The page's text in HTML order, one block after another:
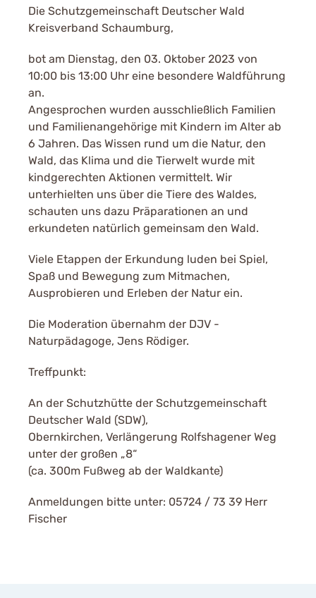
Die Schutzgemeinschaft Deutscher Wald
Kreisverband Schaumburg,
bot am Dienstag, den 03. Oktober 2023 von
10:00 bis 13:00 Uhr eine besondere Waldführung
an.
Angesprochen wurden ausschließlich Familien
und Familienangehörige mit Kindern im Alter ab
6 Jahren. Das Wissen rund um die Natur, den
Wald, das Klima und die Tierwelt wurde mit
kindgerechten Aktionen vermittelt. Wir
unterhielten uns über die Tiere des Waldes,
schauten uns dazu Präparationen an und
erkundeten natürlich gemeinsam den Wald.
Viele Etappen der Erkundung luden bei Spiel,
Spaß und Bewegung zum Mitmachen,
Ausprobieren und Erleben der Natur ein.
Die Moderation übernahm der DJV -
Naturpädagoge, Jens Rödiger.
Treffpunkt:
An der Schutzhütte der Schutzgemeinschaft
Deutscher Wald (SDW),
Obernkirchen, Verlängerung Rolfshagener Weg
unter der großen „8“
(ca. 300m Fußweg ab der Waldkante)
Anmeldungen bitte unter: 05724 / 73 39 Herr
Fischer